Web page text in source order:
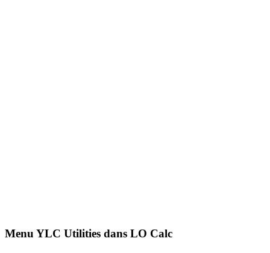
Menu YLC Utilities dans LO Calc